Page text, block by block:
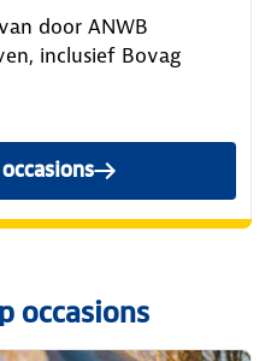
door ANWB
inclusief Bovag
occasions